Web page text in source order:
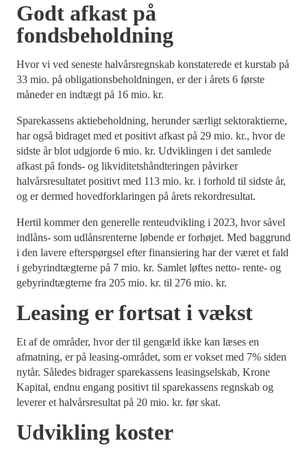
Godt afkast på
fondsbeholdning
Hvor vi ved seneste halvårsregnskab konstaterede et kurstab på
33 mio. på obligationsbeholdningen, er der i årets 6 første
måneder en indtægt på 16 mio. kr.
Sparekassens aktiebeholdning, herunder særligt sektoraktierne,
har også bidraget med et positivt afkast på 29 mio. kr., hvor de
sidste år blot udgjorde 6 mio. kr. Udviklingen i det samlede
afkast på fonds- og likviditetshåndteringen påvirker
halvårsresultatet positivt med 113 mio. kr. i forhold til sidste år,
og er dermed hovedforklaringen på årets rekordresultat.
Hertil kommer den generelle renteudvikling i 2023, hvor såvel
indlåns- som udlånsrenterne løbende er forhøjet. Med baggrund
i den lavere efterspørgsel efter finansiering har der været et fald
i gebyrindtægterne på 7 mio. kr. Samlet løftes netto- rente- og
gebyrindtægterne fra 205 mio. kr. til 276 mio. kr.
Leasing er fortsat i vækst
Et af de områder, hvor der til gengæld ikke kan læses en
afmatning, er på leasing-området, som er vokset med 7% siden
nytår. Således bidrager sparekassens leasingselskab, Krone
Kapital, endnu engang positivt til sparekassens regnskab og
leverer et halvårsresultat på 20 mio. kr. før skat.
Udvikling koster